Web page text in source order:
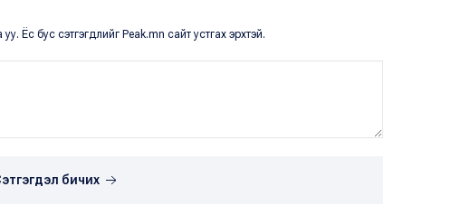
Ёс бус сэтгэгдлийг Peak.mn сайт устгах эрхтэй.
бичих